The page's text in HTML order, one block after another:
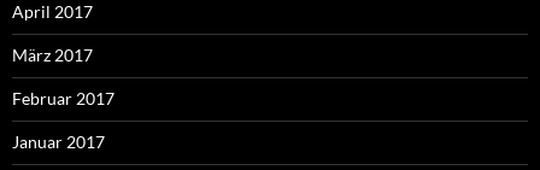
April 2017
März 2017
Februar 2017
Januar 2017